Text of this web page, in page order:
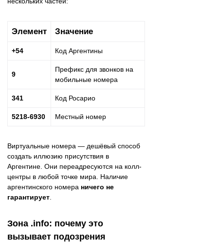
Элемент Значение
+54 Код Аргентины
9
Префикс для звонков на
мобильные номера
341 Код Росарио
5218-6930 Местный номер
Виртуальные номера — дешёвый способ
создать иллюзию присутствия в
Аргентине. Они переадресуются на колл-
центры в любой точке мира. Наличие
аргентинского номера ничего не
гарантирует
Зона .info: почему это
вызывает подозрения